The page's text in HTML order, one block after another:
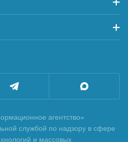
агентство»
службой по надзору в сфере
и массовых